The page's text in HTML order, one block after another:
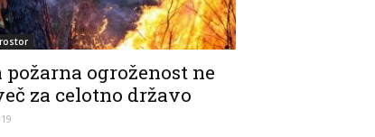
ogroženost ne
za celotno državo